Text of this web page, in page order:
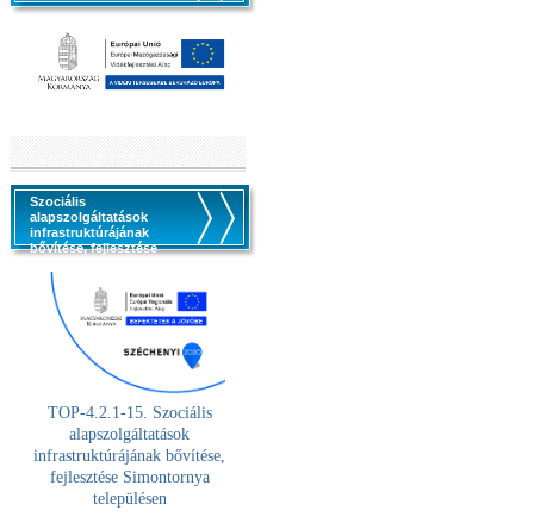
Szociális
alapszolgáltatások
infrastruktúrájának
bővítése, fejlesztése
TOP-4.2.1-15. Szociális
alapszolgáltatások
infrastruktúrájának bővítése,
fejlesztése Simontornya
településen